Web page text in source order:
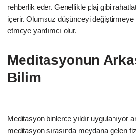
rehberlik eder. Genellikle plaj gibi
içerir. Olumsuz düşünceyi değiştirmeye
etmeye yardımcı olur.
Meditasyonun
Bilim
Meditasyon binlerce yıldır uygulanıyor
meditasyon sırasında meydana gelen